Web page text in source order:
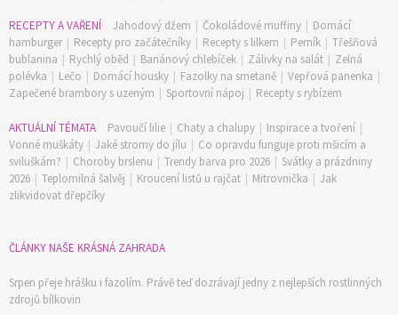
RECEPTY A VAŘENÍ Jahodový džem | Čokoládové muffiny | Domácí
hamburger | Recepty pro začátečníky | Recepty s lilkem | Perník | Třešňová
bublanina | Rychlý oběd | Banánový chlebíček | Zálivky na salát | Zelná
polévka | Lečo | Domácí housky | Fazolky na smetaně | Vepřová panenka |
Zapečené brambory s uzeným | Sportovní nápoj | Recepty s rybízem
AKTUÁLNÍ TÉMATA Pavoučí lilie | Chaty a chalupy | Inspirace a tvoření |
Vonné muškáty | Jaké stromy do jílu | Co opravdu funguje proti mšicím a
sviluškám? | Choroby brslenu | Trendy barva pro 2026 | Svátky a prázdniny
2026 | Teplomilná šalvěj | Kroucení listů u rajčat | Mitrovnička | Jak
zlikvidovat dřepčíky
ČLÁNKY NAŠE KRÁSNÁ ZAHRADA
Srpen přeje hrášku i fazolím. Právě teď dozrávají jedny z nejlepších rostlinných
zdrojů bílkovin